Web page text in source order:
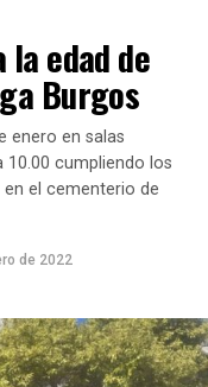
sunchalense y
queridos en
hijos Carlos y
institución.
la edad de
Burgos
enero en salas
10.00 cumpliendo los
el cementerio de
de 2022